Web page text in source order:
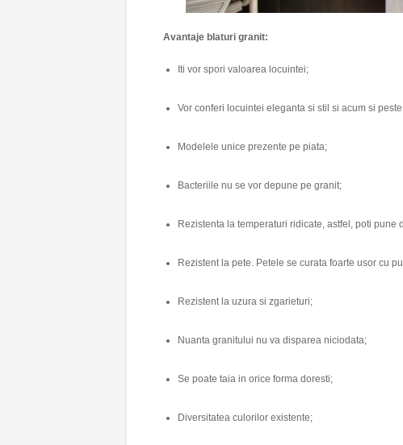
Avantaje blaturi granit:
Iti vor spori valoarea locuintei;
Vor conferi locuintei eleganta si stil si acum si
Modelele unice prezente pe piata;
Bacteriile nu se vor depune pe granit;
Rezistenta la temperaturi ridicate, astfel, poti pune
Rezistent la pete. Petele se curata foarte usor cu
Rezistent la uzura si zgarieturi;
Nuanta granitului nu va disparea niciodata;
Se poate taia in orice forma doresti;
Diversitatea culorilor existente;